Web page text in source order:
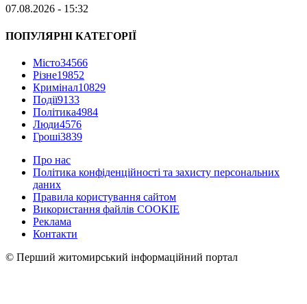
07.08.2026 - 15:32
ПОПУЛЯРНІ КАТЕГОРІЇ
Місто34566
Різне19852
Кримінал10829
Події9133
Політика4984
Люди4576
Гроші3839
Про нас
Політика конфіденційності та захисту персональних
даних
Правила користування сайтом
Використання файлів COOKIE
Реклама
Контакти
© Перший житомирський інформаційний портал